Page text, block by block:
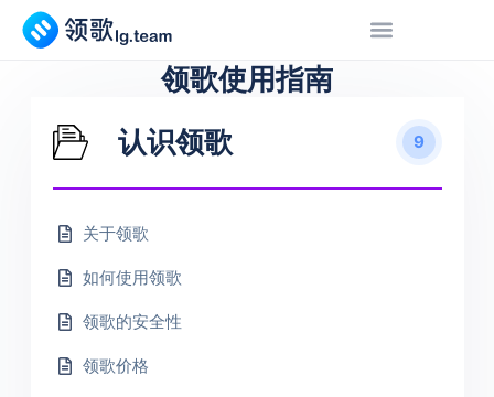
领歌使用指南
认识领歌
9
关于领歌
如何使用领歌
领歌的安全性
领歌价格